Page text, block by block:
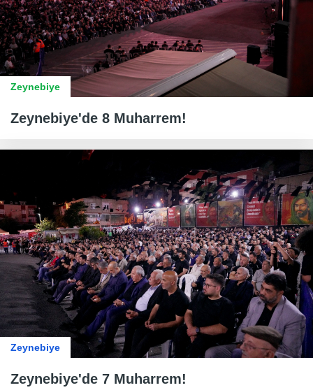
Zeynebiye
Zeynebiye'de 8 Muharrem!
Zeynebiye
Zeynebiye'de 7 Muharrem!